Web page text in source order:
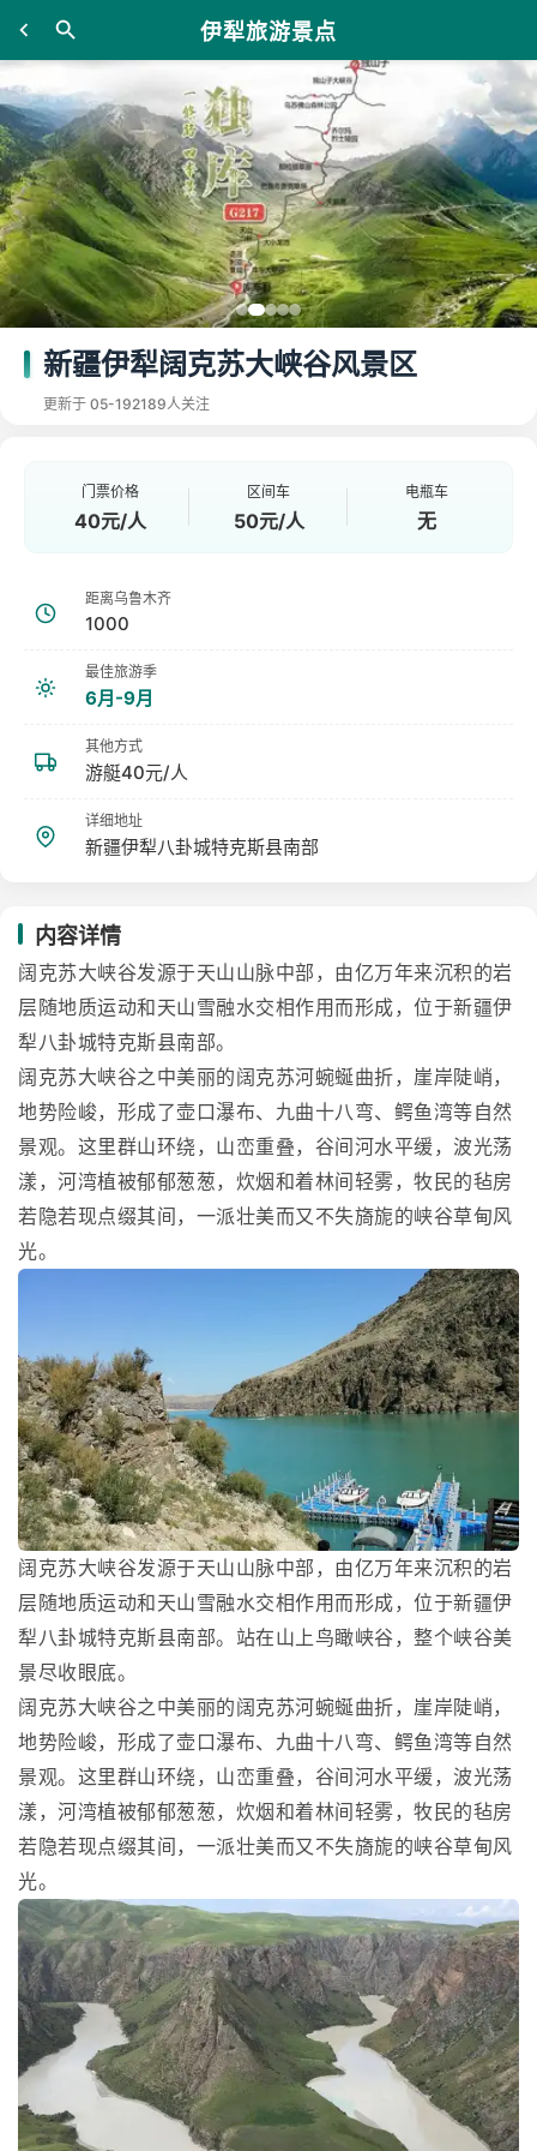
伊犁旅游景点
新疆伊犁阔克苏大峡谷风景区
更新于 05-192189人关注
门票价格
40元/人
区间车
50元/人
电瓶车
无
距离乌鲁木齐
1000
最佳旅游季
6月-9月
其他方式
游艇40元/人
详细地址
新疆伊犁八卦城特克斯县南部
内容详情
阔克苏大峡谷发源于天山山脉中部，由亿万年来沉积的岩
层随地质运动和天山雪融水交相作用而形成，位于新疆伊
犁八卦城特克斯县南部。
阔克苏大峡谷之中美丽的阔克苏河蜿蜒曲折，崖岸陡峭，
地势险峻，形成了壶口瀑布、九曲十八弯、鳄鱼湾等自然
景观。这里群山环绕，山峦重叠，谷间河水平缓，波光荡
漾，河湾植被郁郁葱葱，炊烟和着林间轻雾，牧民的毡房
若隐若现点缀其间，一派壮美而又不失旖旎的峡谷草甸风
光。
阔克苏大峡谷发源于天山山脉中部，由亿万年来沉积的岩
层随地质运动和天山雪融水交相作用而形成，位于新疆伊
犁八卦城特克斯县南部。站在山上鸟瞰峡谷，整个峡谷美
景尽收眼底。
阔克苏大峡谷之中美丽的阔克苏河蜿蜒曲折，崖岸陡峭，
地势险峻，形成了壶口瀑布、九曲十八弯、鳄鱼湾等自然
景观。这里群山环绕，山峦重叠，谷间河水平缓，波光荡
漾，河湾植被郁郁葱葱，炊烟和着林间轻雾，牧民的毡房
若隐若现点缀其间，一派壮美而又不失旖旎的峡谷草甸风
光。